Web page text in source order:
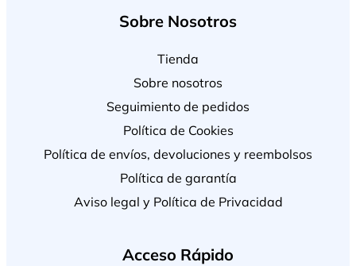
Sobre Nosotros
Tienda
Sobre nosotros
Seguimiento de pedidos
Política de Cookies
Política de envíos, devoluciones y reembolsos
Política de garantía
Aviso legal y Política de Privacidad
Acceso Rápido